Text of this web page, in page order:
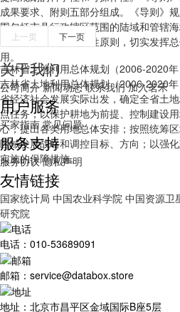
成果要求、附则五部分组成。《导则》
围包括市县行政辖区范围的陆域和管辖
学性、协调性、操作性原则，切实发挥
用。
吉林省土地利用总体规划（2006-2020年
吉林省土地利用总体规划（2006-2020
省经济社会发展实际出发，确定全省土
点任务；以保护耕地为前提、控制建设
心，提出各类用地总体安排；按照统筹
区域发展战略和调控目标、方向；以强
实施的保障措施。
上一页 下一页
关于我们
公司简介 新闻动态 联系我们 加入茗禾
用户服务
买家指南 常见问题
服务支持
服务协议 隐私声明
友情链接
国家统计局 中国农业科学院 中国资源卫
研究院
电话：010-53689091
邮箱：service@databox.store
地址：北京市昌平区金域国际B座5层